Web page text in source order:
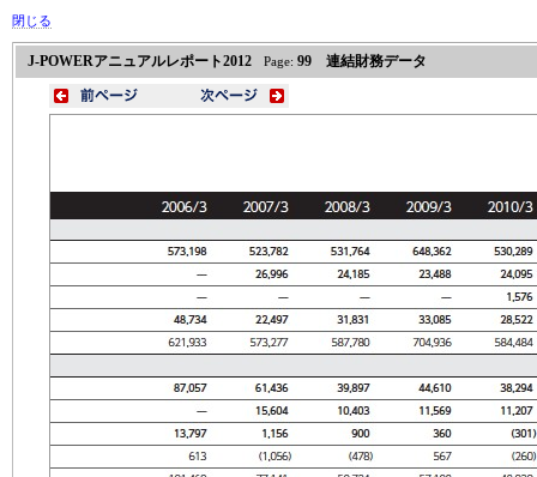
閉じる
J-POWERアニュアルレポート2012 Page: 99 連結財務データ